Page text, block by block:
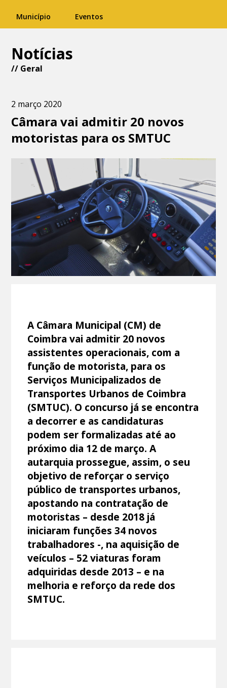
Município Eventos
Notícias
// Geral
2 março 2020
Câmara vai admitir 20 novos
motoristas para os SMTUC
A Câmara Municipal (CM) de
Coimbra vai admitir 20 novos
assistentes operacionais, com a
função de motorista, para os
Serviços Municipalizados de
Transportes Urbanos de Coimbra
(SMTUC). O concurso já se encontra
a decorrer e as candidaturas
podem ser formalizadas até ao
próximo dia 12 de março. A
autarquia prossegue, assim, o seu
objetivo de reforçar o serviço
público de transportes urbanos,
apostando na contratação de
motoristas – desde 2018 já
iniciaram funções 34 novos
trabalhadores -, na aquisição de
veículos – 52 viaturas foram
adquiridas desde 2013 – e na
melhoria e reforço da rede dos
SMTUC.